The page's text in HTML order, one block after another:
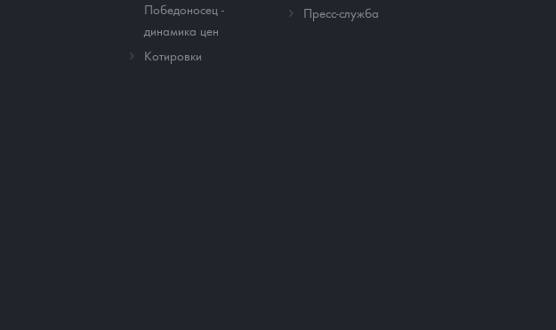
Победоносец -
динамика цен
Котировки
Пресс-служба